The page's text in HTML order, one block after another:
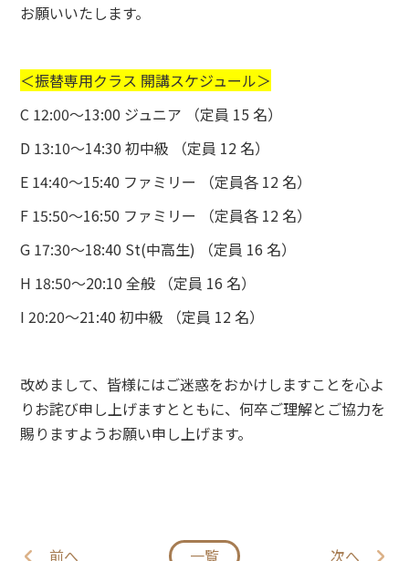
お願いいたします。
＜振替専用クラス 開講スケジュール＞
C 12:00〜13:00 ジュニア （定員 15 名）
D 13:10〜14:30 初中級 （定員 12 名）
E 14:40〜15:40 ファミリー （定員各 12 名）
F 15:50〜16:50 ファミリー （定員各 12 名）
G 17:30〜18:40 St(中高生) （定員 16 名）
H 18:50〜20:10 全般 （定員 16 名）
I 20:20〜21:40 初中級 （定員 12 名）
改めまして、皆様にはご迷惑をおかけしますことを心よ
りお詫び申し上げますとともに、何卒ご理解とご協力を
賜りますようお願い申し上げます。
前へ 一覧 次へ